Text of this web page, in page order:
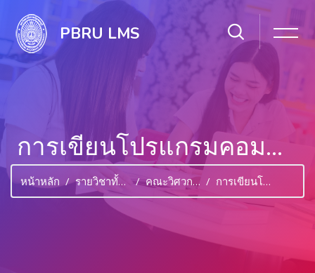
PBRU LMS
การเขียนโปรแกรมคอมพิวเตอร์เบื้องต้น
หน้าหลัก รายวิชาทั้งหมด คณะวิศวกรรมศาสตร์และเทคโนโลยีอุตสาหกรรม การเขียนโปรแกรมคอมพิวเตอร์เบื้องต้น